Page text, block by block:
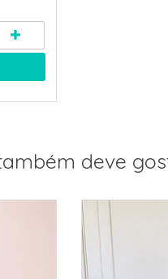
deve